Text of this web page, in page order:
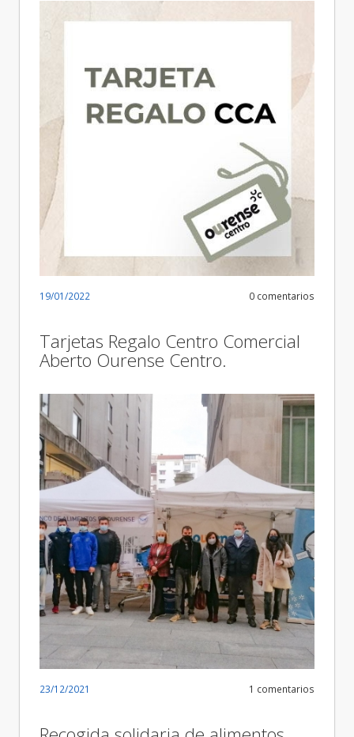
19/01/2022 0 comentarios
Tarjetas Regalo Centro Comercial
Aberto Ourense Centro.
23/12/2021 1 comentarios